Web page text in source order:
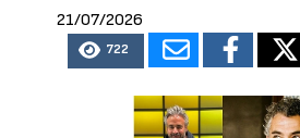
21/07/2026
722